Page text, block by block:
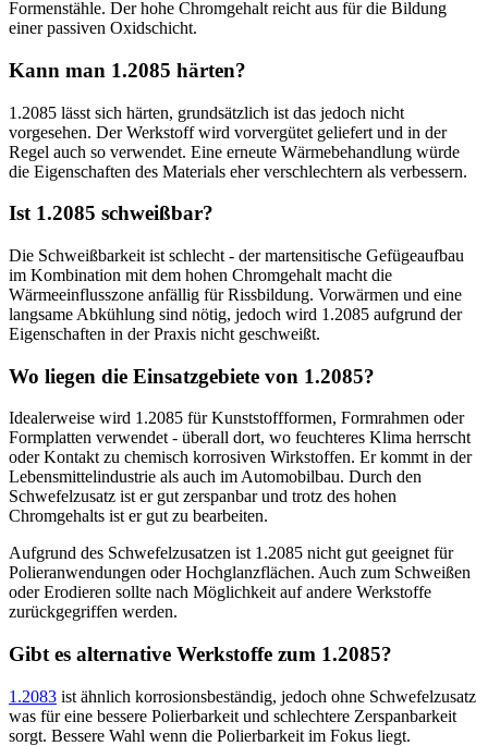
Formenstähle. Der hohe Chromgehalt reicht aus für die Bildung
einer passiven Oxidschicht.
Kann man 1.2085 härten?
1.2085 lässt sich härten, grundsätzlich ist das jedoch nicht
vorgesehen. Der Werkstoff wird vorvergütet geliefert und in der
Regel auch so verwendet. Eine erneute Wärmebehandlung würde
die Eigenschaften des Materials eher verschlechtern als verbessern.
Ist 1.2085 schweißbar?
Die Schweißbarkeit ist schlecht - der martensitische Gefügeaufbau
im Kombination mit dem hohen Chromgehalt macht die
Wärmeeinflusszone anfällig für Rissbildung. Vorwärmen und eine
langsame Abkühlung sind nötig, jedoch wird 1.2085 aufgrund der
Eigenschaften in der Praxis nicht geschweißt.
Wo liegen die Einsatzgebiete von 1.2085?
Idealerweise wird 1.2085 für Kunststoffformen, Formrahmen oder
Formplatten verwendet - überall dort, wo feuchteres Klima herrscht
oder Kontakt zu chemisch korrosiven Wirkstoffen. Er kommt in der
Lebensmittelindustrie als auch im Automobilbau. Durch den
Schwefelzusatz ist er gut zerspanbar und trotz des hohen
Chromgehalts ist er gut zu bearbeiten.
Aufgrund des Schwefelzusatzen ist 1.2085 nicht gut geeignet für
Polieranwendungen oder Hochglanzflächen. Auch zum Schweißen
oder Erodieren sollte nach Möglichkeit auf andere Werkstoffe
zurückgegriffen werden.
Gibt es alternative Werkstoffe zum 1.2085?
1.2083 ist ähnlich korrosionsbeständig, jedoch ohne Schwefelzusatz
was für eine bessere Polierbarkeit und schlechtere Zerspanbarkeit
sorgt. Bessere Wahl wenn die Polierbarkeit im Fokus liegt.